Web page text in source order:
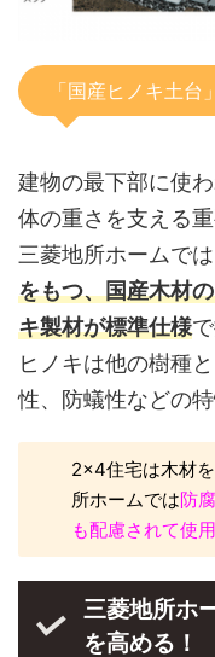
「国産ヒノキ土台
建物の最下部に使
体の重さを支える
三菱地所ホームでは
をもつ、国産木材
キ製材が標準仕様
ヒノキは他の樹種
性、防蟻性などの
2×4住宅は木材
所ホームでは防
も配慮されて使用
三菱地所ホ
を高める！